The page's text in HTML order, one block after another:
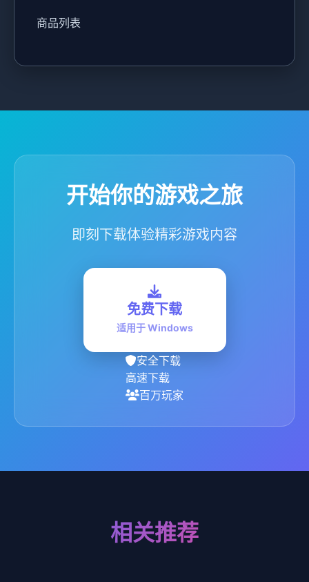
商品列表
开始你的游戏之旅
即刻下载体验精彩游戏内容
免费下载
适用于 Windows
安全下载
高速下载
百万玩家
相关推荐